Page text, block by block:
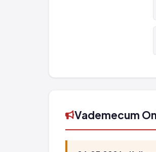
Vademecum